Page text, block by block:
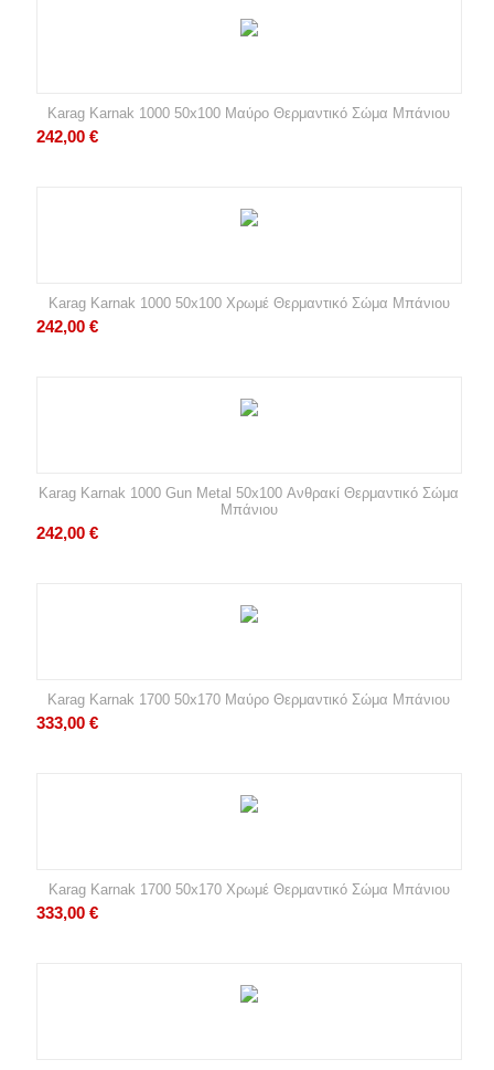
Karag Karnak 1000 50x100 Μαύρο Θερμαντικό Σώμα Μπάνιου
242,00 €
Karag Karnak 1000 50x100 Χρωμέ Θερμαντικό Σώμα Μπάνιου
242,00 €
Karag Karnak 1000 Gun Metal 50x100 Ανθρακί Θερμαντικό Σώμα
Μπάνιου
242,00 €
Karag Karnak 1700 50x170 Μαύρο Θερμαντικό Σώμα Μπάνιου
333,00 €
Karag Karnak 1700 50x170 Χρωμέ Θερμαντικό Σώμα Μπάνιου
333,00 €